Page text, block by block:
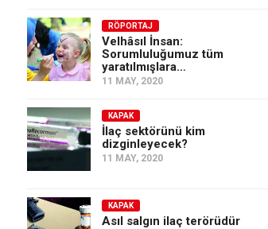
RÖPORTAJ
Velhâsıl İnsan:
Sorumluluğumuz tüm
yaratılmışlara…
11 MAY, 2020
KAPAK
İlaç sektörünü kim
dizginleyecek?
11 MAY, 2020
KAPAK
Asıl salgın ilaç terörüdür